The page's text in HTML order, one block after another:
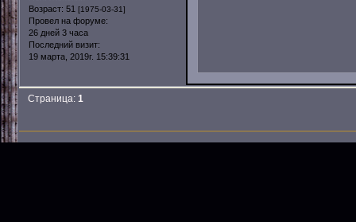
Возраст: 51 [1975-03-31]
Провел на форуме:
26 дней 3 часа
Последний визит:
19 марта, 2019г. 15:39:31
Страница:1